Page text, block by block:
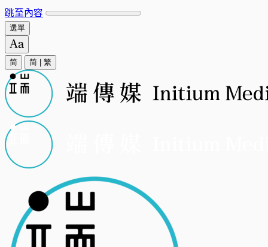
跳至內容
選單
简 简 繁